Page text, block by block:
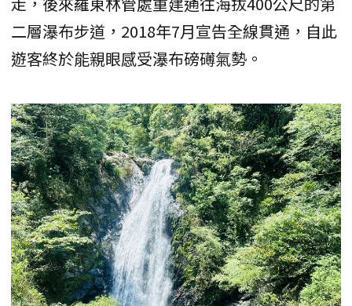
二層瀑布步道，2018年7月宣告全線貫通，自此
遊客終於能親眼感受瀑布磅礡氣勢。